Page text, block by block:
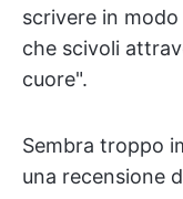
scrivere in
che scivoli
cuore".
Sembra troppo
una recensione